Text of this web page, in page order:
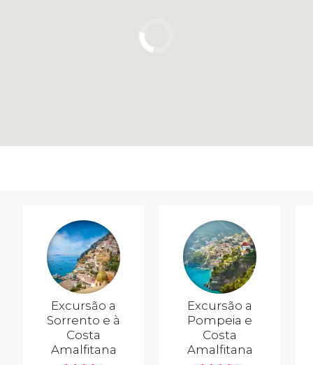
Excursão a
Sorrento e à
Costa
Amalfitana
Excursão a
Pompeia e
Costa
Amalfitana